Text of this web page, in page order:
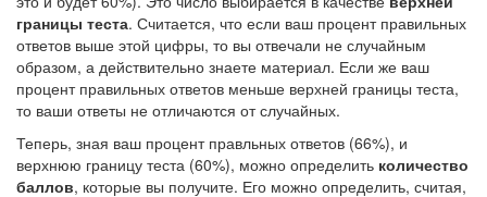
границы теста. Считается, что если ваш процент правильных
ответов выше этой цифры, то вы отвечали не случайным
образом, а действительно знаете материал. Если же ваш
процент правильных ответов меньше верхней границы теста,
то ваши ответы не отличаются от случайных.
Теперь, зная ваш процент правльных ответов (66%), и
верхнюю границу теста (60%), можно определить количество
баллов, которые вы получите. Его можно определить, считая,